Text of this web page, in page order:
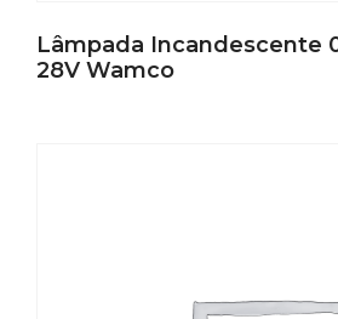
Lâmpada Incandescente
28V Wamco